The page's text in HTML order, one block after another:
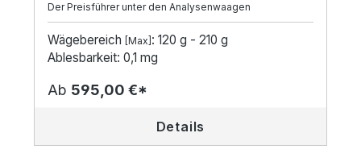
Der Preisführer unter den Analysenwaagen
Wägebereich [Max] : 120 g - 210 g
Ablesbarkeit: 0,1 mg
Ab 595,00 €*
Details